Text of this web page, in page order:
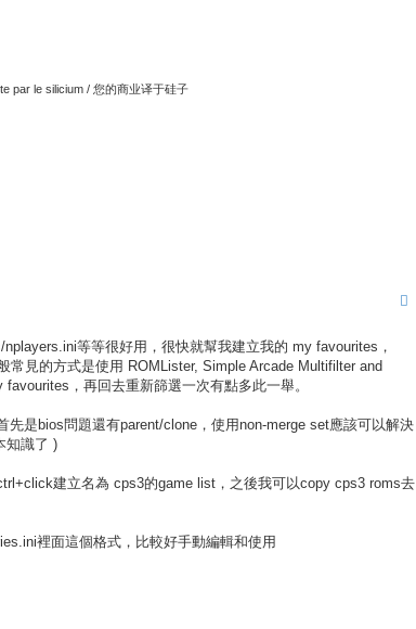
par le silicium / 您的商业译于硅子
等等很好用，很快就幫我建立我的 my favourites，
見的方式是使用 ROMLister, Simple Arcade Multifilter and
，再回去重新篩選一次有點多此一舉。
是bios問題還有parent/clone，使用non-merge set應該可以解決
知識了 )
建立名為 cps3的game list，之後我可以copy cps3 roms去
裡面這個格式，比較好手動編輯和使用